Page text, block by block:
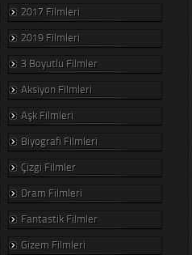
2017 Filmleri
2019 Filmleri
3 Boyutlu Filmler
Aksiyon Filmleri
Aşk Filmleri
Biyografi Filmleri
Çizgi Filmler
Dram Filmleri
Fantastik Filmler
Gizem Filmleri